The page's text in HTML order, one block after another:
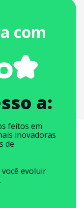
com
a:
feitos em
inovadoras
de
evoluir